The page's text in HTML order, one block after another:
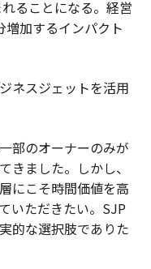
ることになる。経営
加するインパクト
ネスジェットを活用
部のオーナーのみが
きました。しかし、
にこそ時間価値を高
いただきたい。SJP
的な選択肢でありた